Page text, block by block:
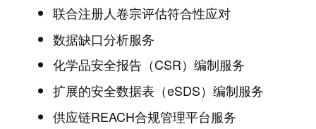
联合注册人卷宗评估符合性应对
数据缺口分析服务
化学品安全报告（CSR）编制服务
扩展的安全数据表（eSDS）编制服务
供应链REACH合规管理平台服务